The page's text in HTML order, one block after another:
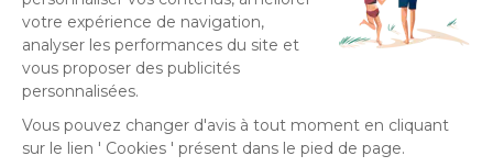
Camping Club La Côte des Roses 4*
PAIEMENT 100% SÉCURISÉ